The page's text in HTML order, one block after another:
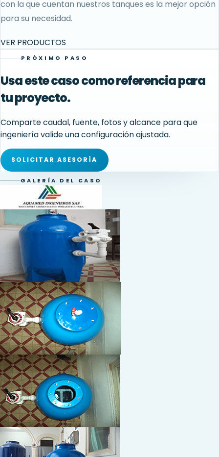
con la que cuentan nuestros tanques es la mejor opción
para su necesidad.
VER PRODUCTOS
PRÓXIMO PASO
Usa este caso como referencia para
tu proyecto.
Comparte caudal, fuente, fotos y alcance para que
ingeniería valide una configuración ajustada.
SOLICITAR ASESORÍA
GALERÍA DEL CASO